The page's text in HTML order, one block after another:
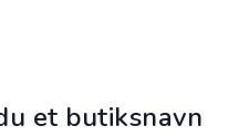
et butiksnavn